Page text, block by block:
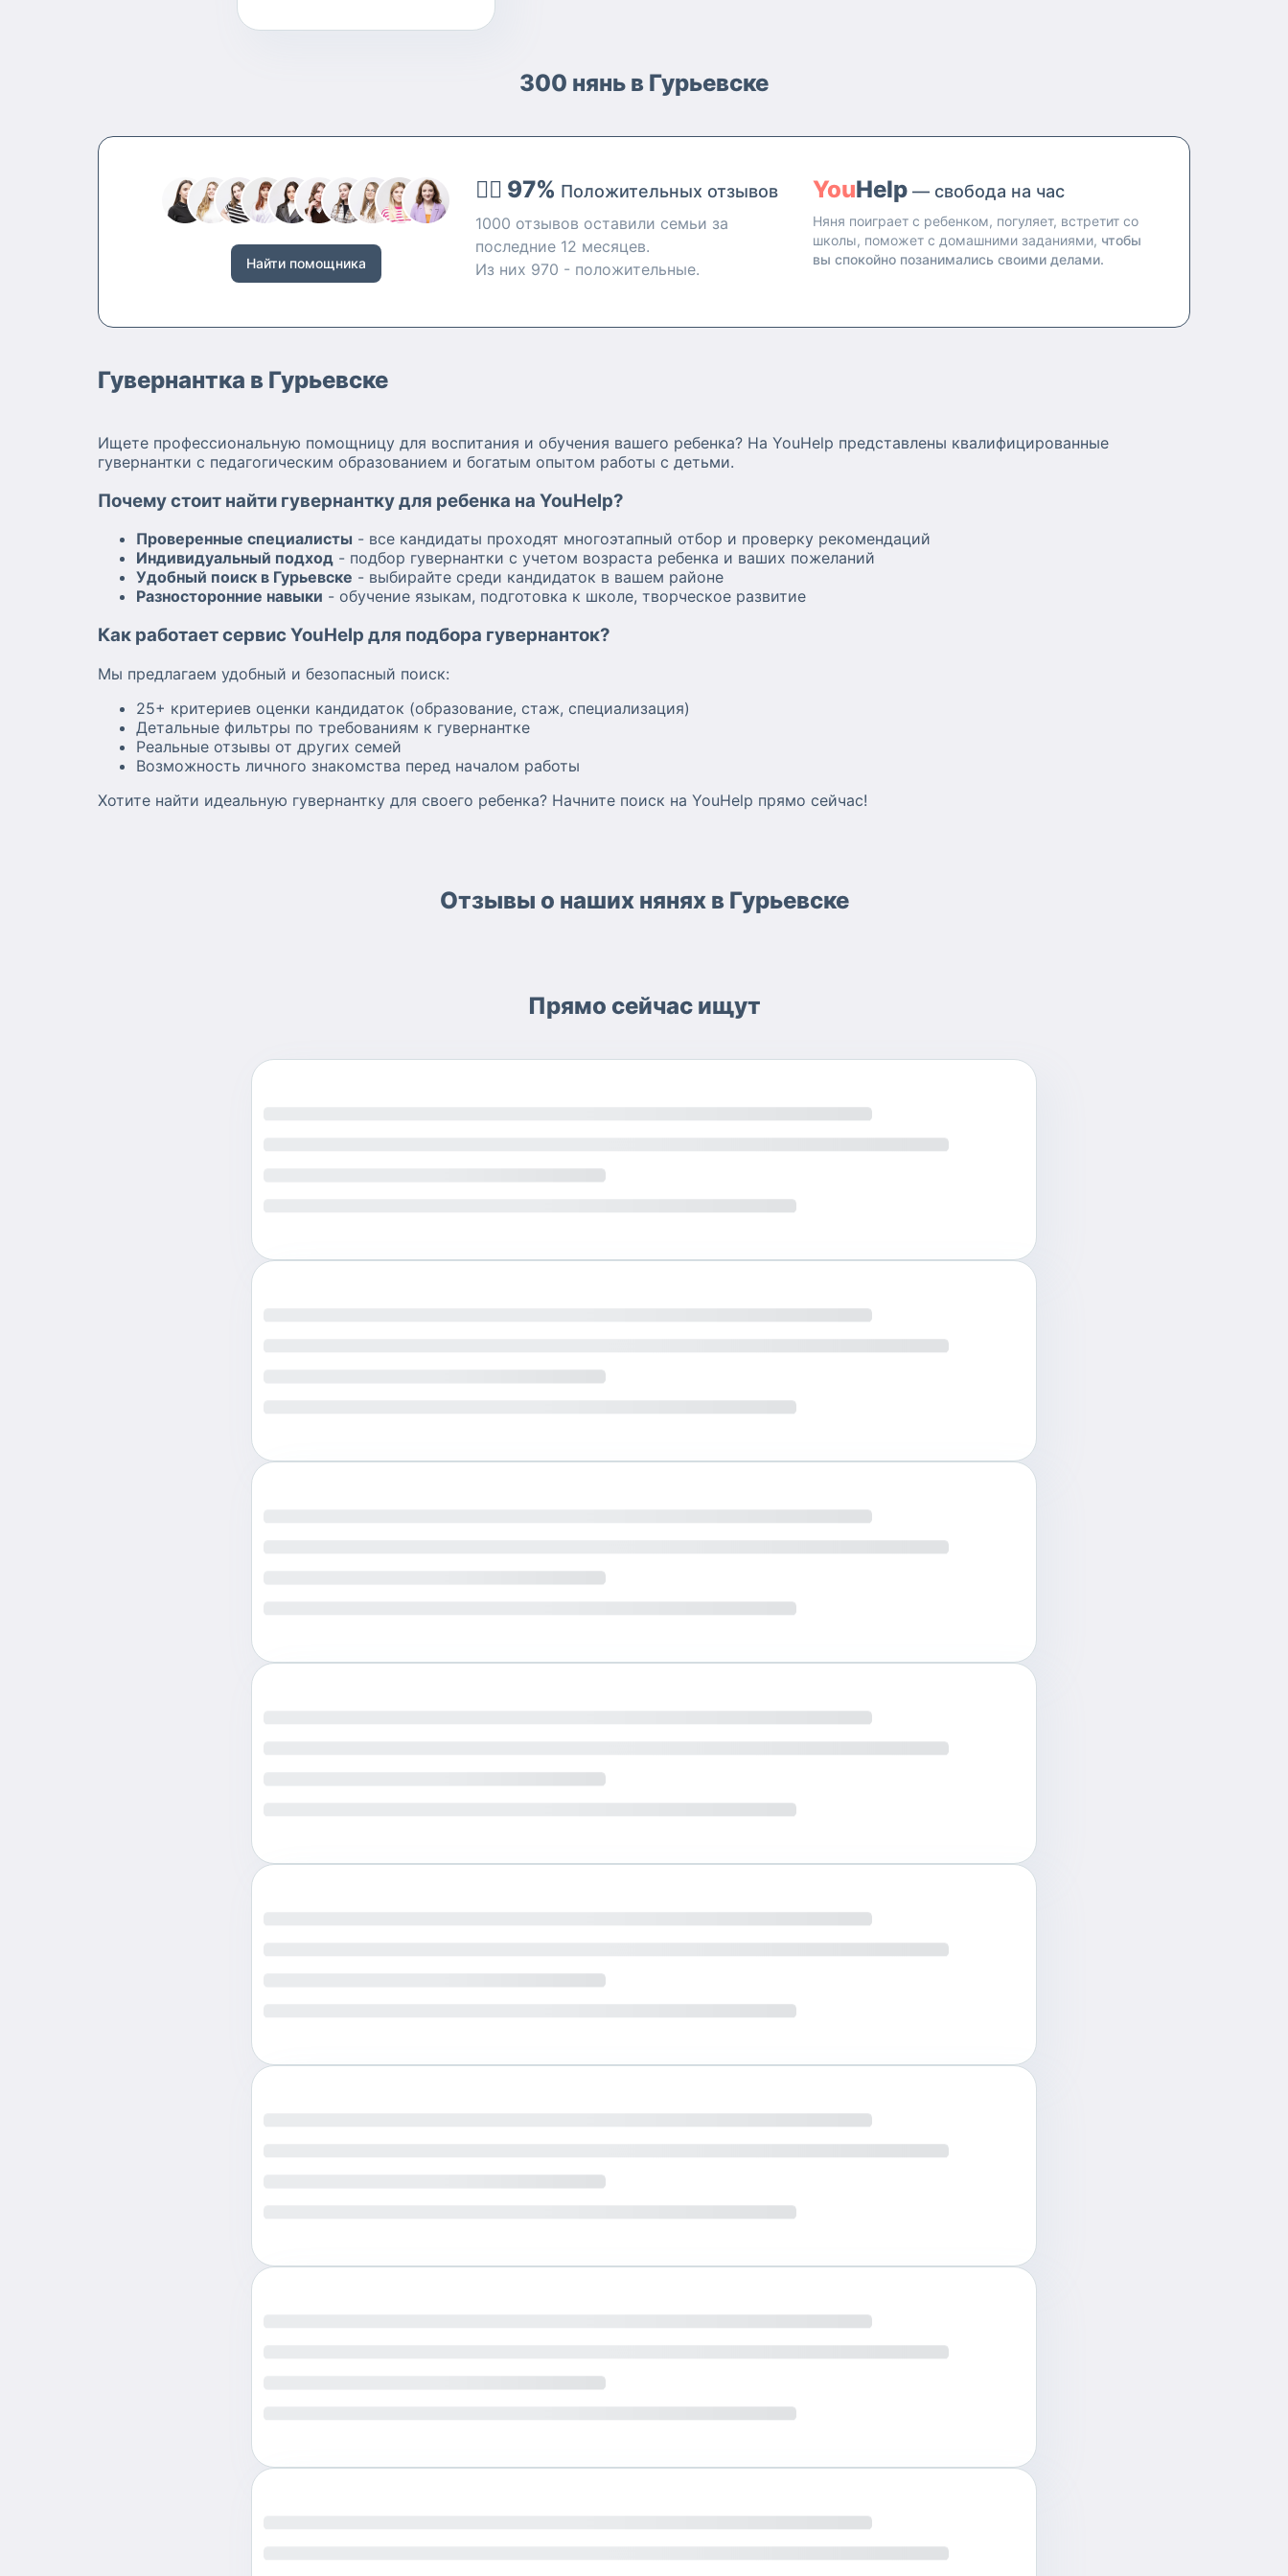
300 нянь в Гурьевске
Найти помощника
👍🏻 97% Положительных отзывов
1000 отзывов оставили семьи за
последние 12 месяцев.
Из них 970 - положительные.
YouHelp — свобода на час
Няня поиграет с ребенком, погуляет, встретит со
школы, поможет с домашними заданиями, чтобы
вы спокойно позанимались своими делами.
Гувернантка в Гурьевске
Ищете профессиональную помощницу для воспитания и обучения вашего ребенка? На YouHelp представлены квалифицированные
гувернантки с педагогическим образованием и богатым опытом работы с детьми.
Почему стоит найти гувернантку для ребенка на YouHelp?
Проверенные специалисты - все кандидаты проходят многоэтапный отбор и проверку рекомендаций
Индивидуальный подход - подбор гувернантки с учетом возраста ребенка и ваших пожеланий
Удобный поиск в Гурьевске - выбирайте среди кандидаток в вашем районе
Разносторонние навыки - обучение языкам, подготовка к школе, творческое развитие
Как работает сервис YouHelp для подбора гувернанток?
Мы предлагаем удобный и безопасный поиск:
25+ критериев оценки кандидаток (образование, стаж, специализация)
Детальные фильтры по требованиям к гувернантке
Реальные отзывы от других семей
Возможность личного знакомства перед началом работы
Хотите найти идеальную гувернантку для своего ребенка? Начните поиск на YouHelp прямо сейчас!
Отзывы о наших нянях в Гурьевске
Прямо сейчас ищут